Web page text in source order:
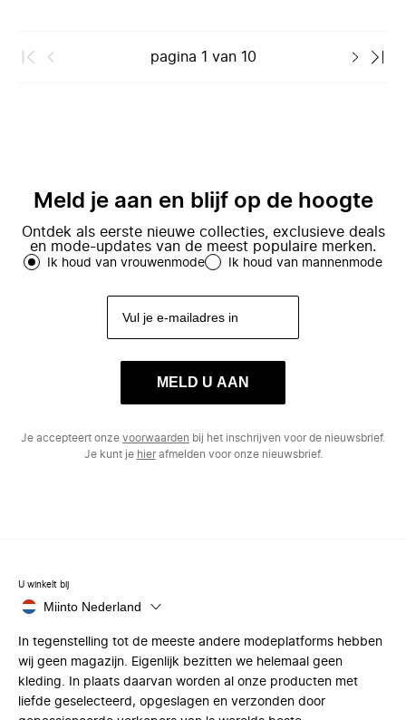
pagina 1 van 10
Meld je aan en blijf op de hoogte
Ontdek als eerste nieuwe collecties, exclusieve deals
en mode-updates van de meest populaire merken.
Ik houd van vrouwenmode Ik houd van mannenmode
MELD U AAN
Je accepteert onze voorwaarden bij het inschrijven voor de nieuwsbrief.
Je kunt je hierafmelden voor onze nieuwsbrief.
U winkelt bij
Miinto Nederland
In tegenstelling tot de meeste andere modeplatforms hebben
wij geen magazijn. Eigenlijk bezitten we helemaal geen
kleding. In plaats daarvan worden al onze producten met
liefde geselecteerd, opgeslagen en verzonden door